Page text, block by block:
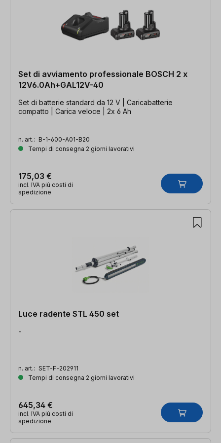
Set di avviamento professionale BOSCH 2 x
12V6.0Ah+GAL12V-40
Set di batterie standard da 12 V | Caricabatterie
compatto | Carica veloce | 2x 6 Ah
n. art.: B-1-600-A01-B20
Tempi di consegna 2 giorni lavorativi
175,03 €
incl. IVA più costi di
spedizione
Luce radente STL 450 set
-
n. art.: SET-F-202911
Tempi di consegna 2 giorni lavorativi
645,34 €
incl. IVA più costi di
spedizione